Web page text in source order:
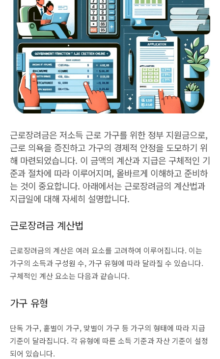
근로장려금은 저소득 근로 가구를 위한 정부 지원금으로,
근로 의욕을 증진하고 가구의 경제적 안정을 도모하기 위
해 마련되었습니다. 이 금액의 계산과 지급은 구체적인 기
준과 절차에 따라 이루어지며, 올바르게 이해하고 준비하
는 것이 중요합니다. 아래에서는 근로장려금의 계산법과
지급일에 대해 자세히 설명합니다.
근로장려금 계산법
근로장려금의 계산은 여러 요소를 고려하여 이루어집니다. 이는
가구의 소득과 구성원 수, 가구 유형에 따라 달라질 수 있습니다.
구체적인 계산 요소는 다음과 같습니다.
가구 유형
단독 가구, 홑벌이 가구, 맞벌이 가구 등 가구의 형태에 따라 지급
기준이 달라집니다. 각 유형에 따른 소득 기준과 자산 기준이 설정
되어 있습니다.